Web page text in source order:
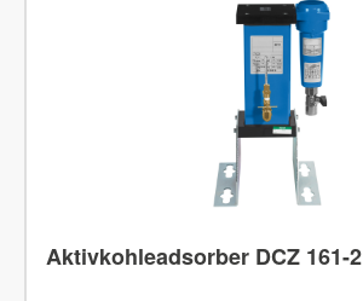
Aktivkohleadsorber DCZ 161-2